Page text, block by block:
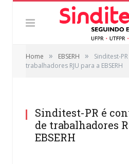
Home » EBSERH »
Sinditest-
trabalhadores RJU para a EBSERH
Sinditest-PR é
de trabalhadores
EBSERH